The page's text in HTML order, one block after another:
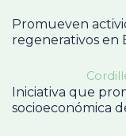
Promueven
regenerativos en
Iniciativa que
socioeconómica